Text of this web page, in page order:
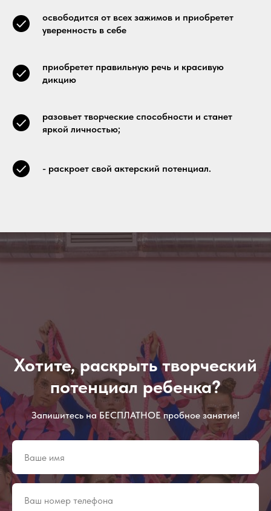
освободится от всех зажимов и приобретет
уверенность в себе
приобретет правильную речь и красивую
дикцию
разовьет творческие способности и станет
яркой личностью;
- раскроет свой актерский потенциал.
Хотите, раскрыть творческий
потенциал ребенка?
Запишитесь на БЕСПЛАТНОЕ пробное занятие!